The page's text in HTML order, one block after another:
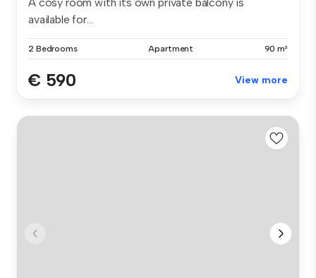
available for...
2 Bedrooms Apartment 90 m²
€ 590 View more